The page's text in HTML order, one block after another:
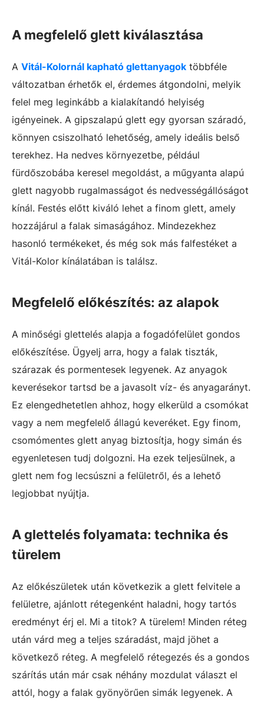
A megfelelő glett kiválasztása
A Vitál-Kolornál kapható glettanyagok többféle
változatban érhetők el, érdemes átgondolni, melyik
felel meg leginkább a kialakítandó helyiség
igényeinek. A gipszalapú glett egy gyorsan száradó,
könnyen csiszolható lehetőség, amely ideális belső
terekhez. Ha nedves környezetbe, például
fürdőszobába keresel megoldást, a műgyanta alapú
glett nagyobb rugalmasságot és nedvességállóságot
kínál. Festés előtt kiváló lehet a finom glett, amely
hozzájárul a falak simaságához. Mindezekhez
hasonló termékeket, és még sok más falfestéket a
Vitál-Kolor kínálatában is találsz.
Megfelelő előkészítés: az alapok
A minőségi glettelés alapja a fogadófelület gondos
előkészítése. Ügyelj arra, hogy a falak tiszták,
szárazak és pormentesek legyenek. Az anyagok
keverésekor tartsd be a javasolt víz- és anyagarányt.
Ez elengedhetetlen ahhoz, hogy elkerüld a csomókat
vagy a nem megfelelő állagú keveréket. Egy finom,
csomómentes glett anyag biztosítja, hogy simán és
egyenletesen tudj dolgozni. Ha ezek teljesülnek, a
glett nem fog lecsúszni a felületről, és a lehető
legjobbat nyújtja.
A glettelés folyamata: technika és
türelem
Az előkészületek után következik a glett felvitele a
felületre, ajánlott rétegenként haladni, hogy tartós
eredményt érj el. Mi a titok? A türelem! Minden réteg
után várd meg a teljes száradást, majd jöhet a
következő réteg. A megfelelő rétegezés és a gondos
szárítás után már csak néhány mozdulat választ el
attól, hogy a falak gyönyörűen simák legyenek. A